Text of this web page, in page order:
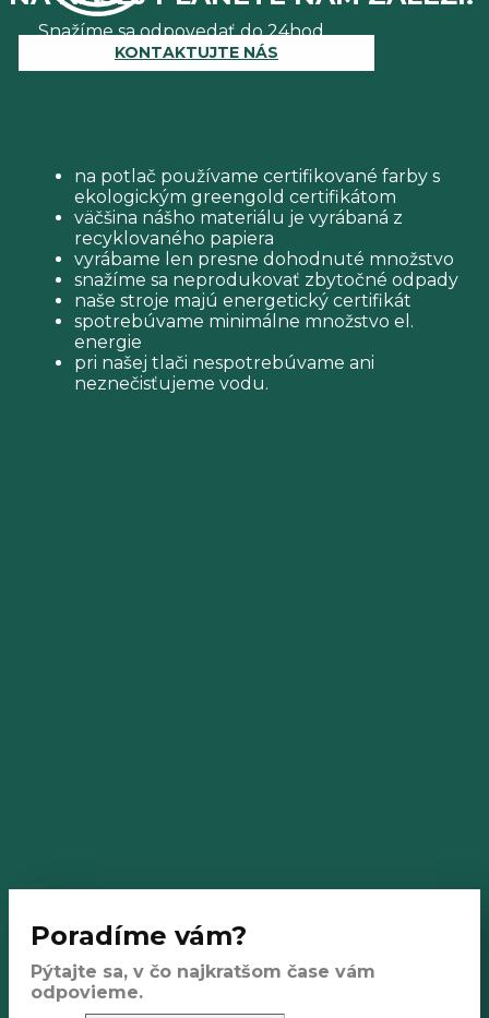
Snažíme sa odpovedať do 24hod.
KONTAKTUJTE NÁS
na potlač používame certifikované farby s
ekologickým greengold certifikátom
väčšina nášho materiálu je vyrábaná z
recyklovaného papiera
vyrábame len presne dohodnuté množstvo
snažíme sa neprodukovať zbytočné odpady
naše stroje majú energetický certifikát
spotrebúvame minimálne množstvo el.
energie
pri našej tlači nespotrebúvame ani
neznečisťujeme vodu.
Poradíme vám?
Pýtajte sa, v čo najkratšom čase vám
odpovieme.